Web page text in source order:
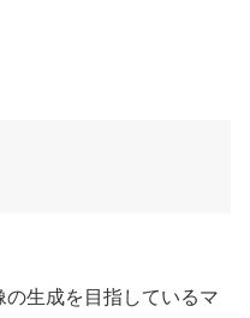
の生成を目指しているマ